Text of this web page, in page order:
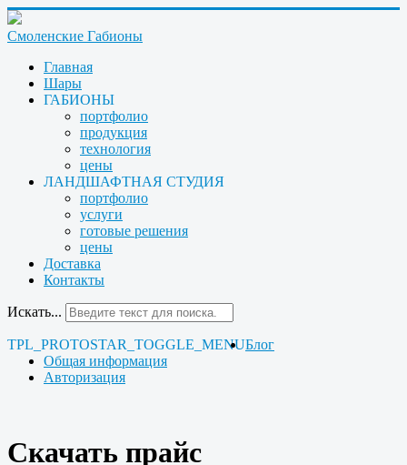
Смоленские Габионы
Главная
Шары
ГАБИОНЫ
портфолио
продукция
технология
цены
ЛАНДШАФТНАЯ СТУДИЯ
портфолио
услуги
готовые решения
цены
Доставка
Контакты
Искать...
TPL_PROTOSTAR_TOGGLE_MENUБлог
Общая информация
Авторизация
Скачать прайс